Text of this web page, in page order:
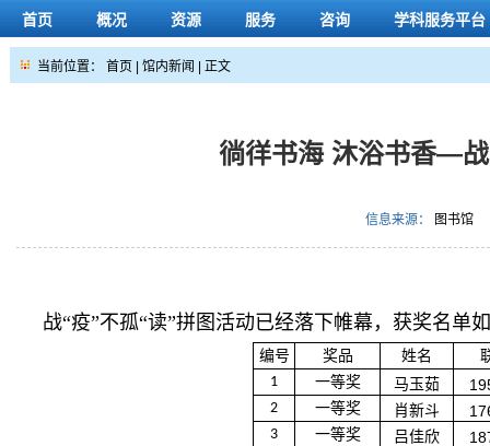
首页 概况 资源 服务 咨询 学科服务平台
当前位置： 首页 馆内新闻 | 正文
徜徉书海 沐浴书香—
信息来源： 图书馆
战“疫”不孤“读”拼图活动已经落下帷幕，获奖名单
编号 奖品 姓名
1
一等奖 马玉茹
2 一等奖 肖新斗
3 一等奖 吕佳欣